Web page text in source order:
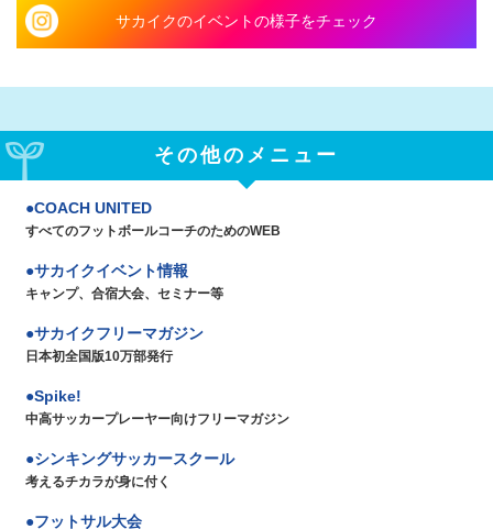
サカイクのイベントの様子をチェック
その他のメニュー
COACH UNITED
すべてのフットボールコーチのためのWEB
サカイクイベント情報
キャンプ、合宿大会、セミナー等
サカイクフリーマガジン
日本初全国版10万部発行
Spike!
中高サッカープレーヤー向けフリーマガジン
シンキングサッカースクール
考えるチカラが身に付く
フットサル大会